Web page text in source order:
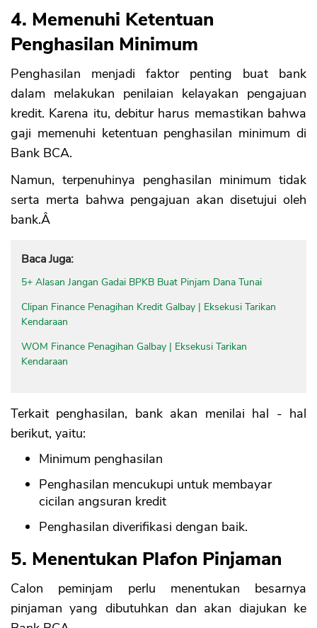
4. Memenuhi Ketentuan
Penghasilan Minimum
Penghasilan menjadi faktor penting buat bank
dalam melakukan penilaian kelayakan pengajuan
kredit. Karena itu, debitur harus memastikan bahwa
gaji memenuhi ketentuan penghasilan minimum di
Bank BCA.
Namun, terpenuhinya penghasilan minimum tidak
serta merta bahwa pengajuan akan disetujui oleh
bank.Â
Baca Juga:
5+ Alasan Jangan Gadai BPKB Buat Pinjam Dana Tunai
Clipan Finance Penagihan Kredit Galbay | Eksekusi Tarikan
Kendaraan
WOM Finance Penagihan Galbay | Eksekusi Tarikan
Kendaraan
Terkait penghasilan, bank akan menilai hal - hal
berikut, yaitu:
Minimum penghasilan
Penghasilan mencukupi untuk membayar
cicilan angsuran kredit
Penghasilan diverifikasi dengan baik.
5. Menentukan Plafon Pinjaman
Calon peminjam perlu menentukan besarnya
pinjaman yang dibutuhkan dan akan diajukan ke